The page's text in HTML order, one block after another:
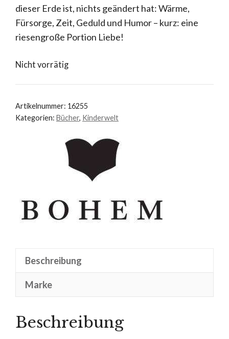
dieser Erde ist, nichts geändert hat: Wärme,
Fürsorge, Zeit, Geduld und Humor – kurz: eine
riesengroße Portion Liebe!
Nicht vorrätig
Artikelnummer: 16255
Kategorien: Bücher, Kinderwelt
Beschreibung
Marke
Beschreibung